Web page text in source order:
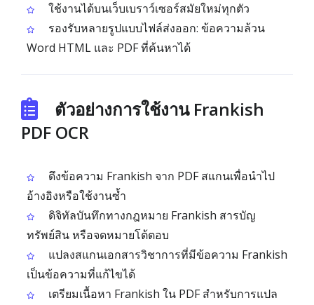
ใช้งานได้บนเว็บเบราว์เซอร์สมัยใหม่ทุกตัว
รองรับหลายรูปแบบไฟล์ส่งออก: ข้อความล้วน
Word HTML และ PDF ที่ค้นหาได้
ตัวอย่างการใช้งาน Frankish
PDF OCR
ดึงข้อความ Frankish จาก PDF สแกนเพื่อนำไป
อ้างอิงหรือใช้งานซ้ำ
ดิจิทัลบันทึกทางกฎหมาย Frankish สารบัญ
ทรัพย์สิน หรือจดหมายโต้ตอบ
แปลงสแกนเอกสารวิชาการที่มีข้อความ Frankish
เป็นข้อความที่แก้ไขได้
เตรียมเนื้อหา Frankish ใน PDF สำหรับการแปล